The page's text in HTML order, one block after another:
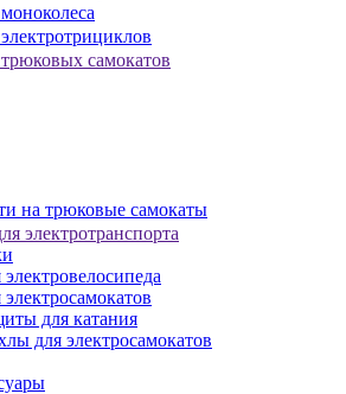
самокатов
на трюковые самокаты
электротранспорта
для катания
для электросамокатов